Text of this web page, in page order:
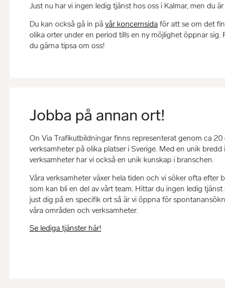
Just nu har vi ingen ledig tjänst hos oss i Kalmar, men du
Du kan också gå in på vår koncernsida för att se om det
olika orter under en period tills en ny möjlighet öppnar
du gärna tipsa om oss!
Jobba på annan ort!
On Via Trafikutbildningar finns representerat genom ca 20
verksamheter på olika platser i Sverige. Med en unik bredd
verksamheter har vi också en unik kunskap i branschen.
Våra verksamheter växer hela tiden och vi söker ofta efter
som kan bli en del av vårt team. Hittar du ingen ledig tjänst
just dig på en specifik ort så är vi öppna för
våra områden och verksamheter.
Se lediga tjänster här!